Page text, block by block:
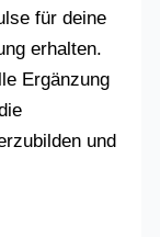
für deine
erhalten.
Ergänzung
und